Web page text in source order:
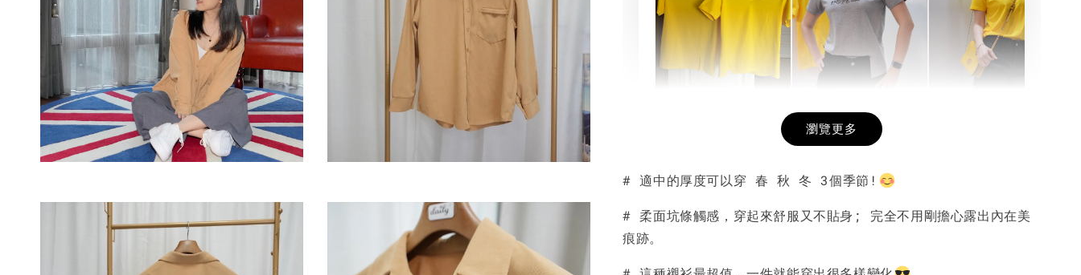
NT$ 190
NT$ 450
- +
希望相隨雙面T
NT$ 190
NT$ 450
-
NT$ 450
瀏覽更多
# 適中的厚度可以穿 春 秋 冬 3個季節!
# 柔面坑條觸感，穿起來舒服又不貼身; 完全不用剛擔心露出內在美
痕跡。